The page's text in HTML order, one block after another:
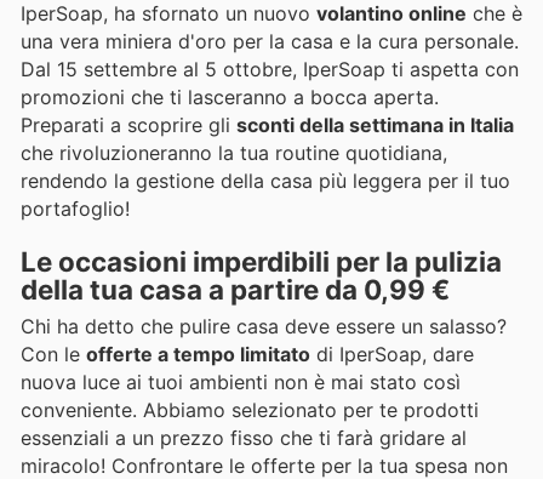
IperSoap, ha sfornato un nuovo volantino online che è
una vera miniera d'oro per la casa e la cura personale.
Dal 15 settembre al 5 ottobre, IperSoap ti aspetta con
promozioni che ti lasceranno a bocca aperta.
Preparati a scoprire gli sconti della settimana in Italia
che rivoluzioneranno la tua routine quotidiana,
rendendo la gestione della casa più leggera per il tuo
portafoglio!
Le occasioni imperdibili per la pulizia
della tua casa a partire da 0,99 €
Chi ha detto che pulire casa deve essere un salasso?
Con le offerte a tempo limitato di IperSoap, dare
nuova luce ai tuoi ambienti non è mai stato così
conveniente. Abbiamo selezionato per te prodotti
essenziali a un prezzo fisso che ti farà gridare al
miracolo! Confrontare le offerte per la tua spesa non